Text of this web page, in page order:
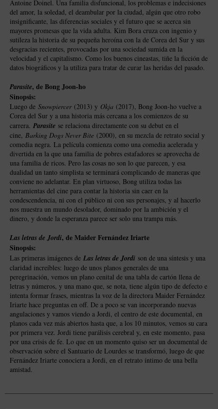
Antoine Doinel. Una familia disfuncional, los problemas e indecisiones
del amor, la soledad, el deambular por la ciudad, algún que otro robo
insignificante, las diferencias sociales y el futuro que se acerca sin
mayores promesas que la vida adulta. Kim Bora cruza con ingenio y
sutileza la historia de su pequeña heroína con la de Corea del Sur y sus
desgracias recientes, provocadas por una sociedad sumida en la
velocidad y el capitalismo. Como los buenos cineastas, tiñe la ficción de
datos biográficos y la utiliza para tratar de curar las heridas del pasado.
Parasite, de Bong Joon-ho
Sinopsis:
Luego de Snowpiercer(2013) y Okja (2017), Bong Joon-ho vuelve a
Corea del Sur y a una historia más cercana a los comienzos de su
carrera. Parasite se relaciona directamente con su debut en el
cine, Barking Dogs Never Bite (2000), en su mezcla de retrato social y
comedia negra. La película comienza como una comedia acelerada y
divertida en la que una familia de pobres estafadores se aprovecha de
una familia de ricos. Pero las cosas no son lo que parecen, y esa
dualidad un tanto simplista se terminará complicando de maneras que
conviene no adelantar. En plan virtuoso, Bong utiliza todas las
herramientas del cine para contar la historia sin caer en la
condescendencia, ni con el público ni con sus personajes, y al hacerlo
nos muestra un mundo desolador, dominado por la ambición y el
dinero, y donde la esperanza parece ser solo una trampa más.
Las letras de Jordi, de Maider Fernández Iriarte
Sinopsis:
Las primeras imágenes de Las letras de Jordi son de una síntesis y una
claridad increíbles: luego de unos planos generales de una
peregrinación, vemos un plano cenital de una tabla de cartón llena de
letras y números, y una mano que, se nota, tiene algún tipo de defecto e
intenta formar frases, mientras la voz de la directora Maider Fernández
Iriarte hace preguntas en off. De a poco se van incorporando nuevas
angulaciones y vamos viendo a Jordi, el centro de este documental, en
planos cada vez más abiertos hasta que, a los 10 minutos, vemos su cara
por primera vez. Jordi tiene parálisis cerebral y, en este momento, pasa
por una crisis de fe. Lo que en un momento quiso ser un documental de
observación sobre el Santuario de Lourdes se transformó, luego de que
Fernández Iriarte conociera a Jordi, en el retrato íntimo de una bella
amistad.